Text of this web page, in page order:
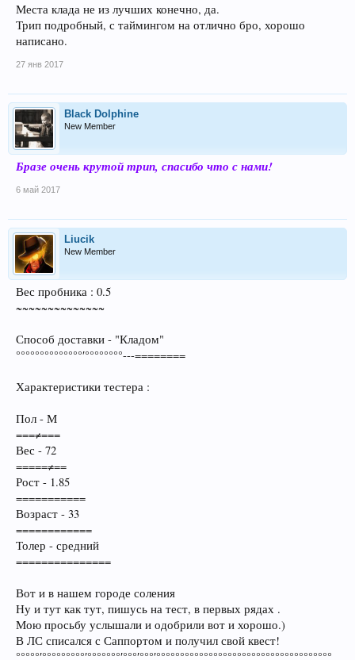
Места клада не из лучших конечно, да.
Трип подробный, с таймингом на отлично бро, хорошо
написано.
27 янв 2017
Black Dolphine
New Member
Бразе очень крутой трип, спасибо что с нами!
6 май 2017
Liucik
New Member
Вес пробника : 0.5
~~~~~~~~~~~~~~
Способ доставки - "Кладом"
°°°°°°°°°°°°°°′°°°°°°°°---========
Характеристики тестера :
Пол - М
===≠===
Вес - 72
=====≠==
Рост - 1.85
===========
Возраст - 33
============
Толер - средний
===============
Вот и в нашем городе соления
Ну и тут как тут, пишусь на тест, в первых рядах .
Мою просьбу услышали и одобрили вот и хорошо.)
В ЛС списался с Саппортом и получил свой квест!
°°°°°′°°°°°°°°°′°°°°°°°′°°°′°°°′°°°°°°°°°°°°°°°°°°°°°°°°°°°°°°°°°°°°°